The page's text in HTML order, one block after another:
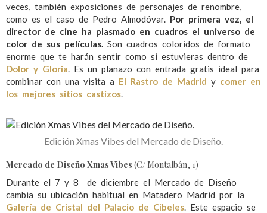
veces, también exposiciones de personajes de renombre,
como es el caso de Pedro Almodóvar. Por primera vez, el
director de cine ha plasmado en cuadros el universo de
color de sus películas. Son cuadros coloridos de formato
enorme que te harán sentir como si estuvieras dentro de
Dolor y Gloria . Es un planazo con entrada gratis ideal para
combinar con una visita a El Rastro de Madrid y comer en
los mejores sitios castizos
Edición Xmas Vibes del Mercado de Diseño.
Mercado de Diseño Xmas Vibes (C/ Montalbán, 1)
Durante el 7 y 8 de diciembre el Mercado de Diseño
cambia su ubicación habitual en Matadero Madrid por la
Galería de Cristal del Palacio de Cibeles. Este espacio se